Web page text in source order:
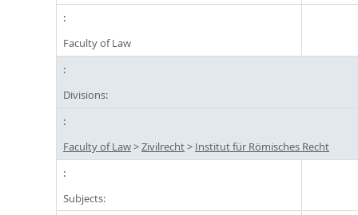
Faculty of Law
Divisions:
Faculty of Law>Zivilrecht> Institut für Römisches Recht
Subjects: